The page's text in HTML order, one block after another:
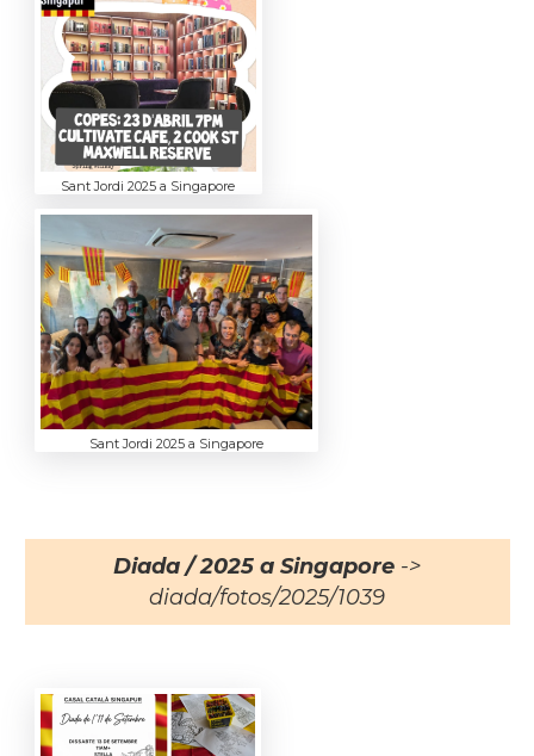
Sant Jordi 2025 a Singapore
Sant Jordi 2025 a Singapore
Diada / 2025 a Singapore ->
diada/fotos/2025/1039